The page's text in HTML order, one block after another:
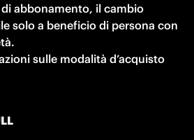
abbonamento, il cambio
solo a beneficio di persona con
sulle modalità d’acquisto